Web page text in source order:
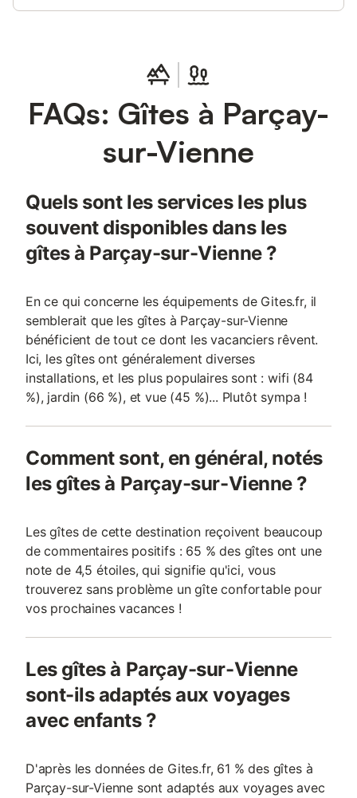
FAQs: Gîtes à Parçay-
sur-Vienne
Quels sont les services les plus
souvent disponibles dans les
gîtes à Parçay-sur-Vienne ?
En ce qui concerne les équipements de Gites.fr, il
semblerait que les gîtes à Parçay-sur-Vienne
bénéficient de tout ce dont les vacanciers rêvent.
Ici, les gîtes ont généralement diverses
installations, et les plus populaires sont : wifi (84
%), jardin (66 %), et vue (45 %)... Plutôt sympa !
Comment sont, en général, notés
les gîtes à Parçay-sur-Vienne ?
Les gîtes de cette destination reçoivent beaucoup
de commentaires positifs : 65 % des gîtes ont une
note de 4,5 étoiles, qui signifie qu'ici, vous
trouverez sans problème un gîte confortable pour
vos prochaines vacances !
Les gîtes à Parçay-sur-Vienne
sont-ils adaptés aux voyages
avec enfants ?
D'après les données de Gites.fr, 61 % des gîtes à
Parçay-sur-Vienne sont adaptés aux voyages avec